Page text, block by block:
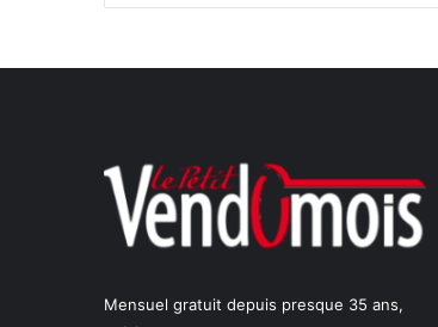
i
?
Mensuel gratuit depuis presque 35 ans,